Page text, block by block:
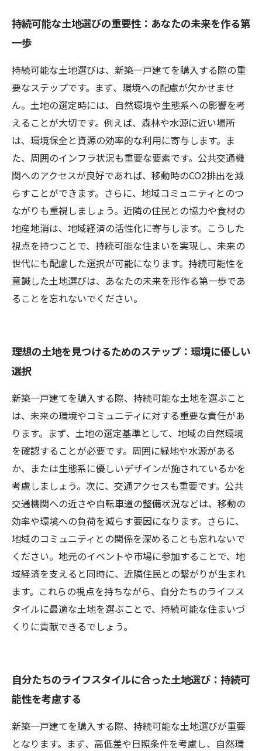
ティの構築
選択した土地がもたらす未来の影響：持続可能
性を追求する意味
持続可能な土地選びの総まとめ：新しい住まい
への旅を始めよう
持続可能な土地選びの重要性：あなたの未来を作る第
一歩
持続可能な土地選びは、新築一戸建てを購入する際の重
要なステップです。まず、環境への配慮が欠かせませ
ん。土地の選定時には、自然環境や生態系への影響を考
えることが大切です。例えば、森林や水源に近い場所
は、環境保全と資源の効率的な利用に寄与します。ま
た、周囲のインフラ状況も重要な要素です。公共交通機
関へのアクセスが良好であれば、移動時のCO2排出を減
らすことができます。さらに、地域コミュニティとのつ
ながりも重視しましょう。近隣の住民との協力や食材の
地産地消は、地域経済の活性化に寄与します。こうした
視点を持つことで、持続可能な住まいを実現し、未来の
世代にも配慮した選択が可能になります。持続可能性を
意識した土地選びは、あなたの未来を形作る第一歩であ
ることを忘れないでください。
理想の土地を見つけるためのステップ：環境に優しい
選択
新築一戸建てを購入する際、持続可能な土地を選ぶこと
は、未来の環境やコミュニティに対する重要な責任があ
ります。まず、土地の選定基準として、地域の自然環境
を確認することが必要です。周囲に緑地や水源がある
か、または生態系に優しいデザインが施されているかを
考慮しましょう。次に、交通アクセスも重要です。公共
交通機関への近さや自転車道の整備状況などは、移動の
効率や環境への負荷を減らす要因になります。さらに、
地域のコミュニティとの関係を深めることも忘れないで
ください。地元のイベントや市場に参加することで、地
域経済を支えると同時に、近隣住民との繋がりが生まれ
ます。これらの視点を持ちながら、自分たちのライフス
タイルに最適な土地を選ぶことで、持続可能な住まいづ
くりに貢献できるでしょう。
自分たちのライフスタイルに合った土地選び：持続可
能性を考慮する
新築一戸建てを購入する際、持続可能な土地選びが重要
となります。まず、高低差や日照条件を考慮し、自然環